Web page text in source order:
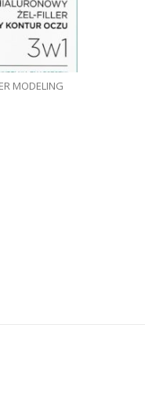
MODELING